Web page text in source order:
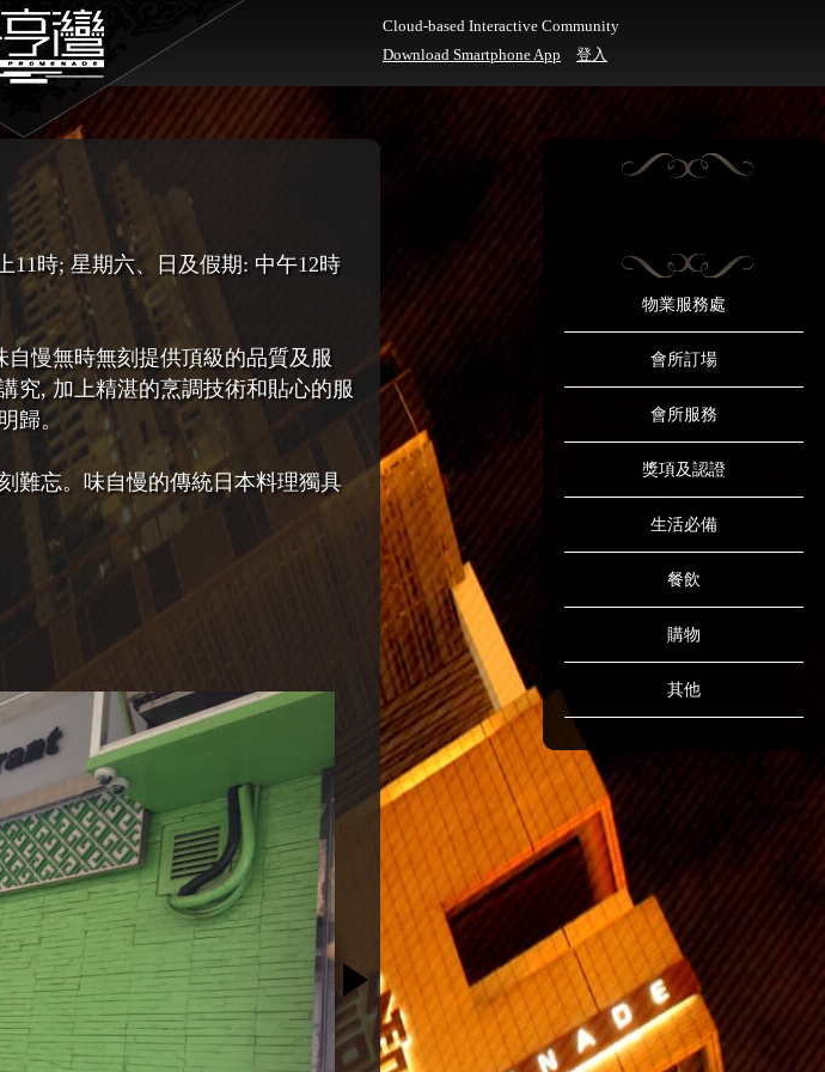
Cloud-based Interactive Community
Download Smartphone App
登入
物業服務處
會所訂場
會所服務
獎項及認證
生活必備
餐飲
購物
其他
11時; 星期六、日及假期: 中午12時
慢無時無刻提供頂級的品質及服
究, 加上精湛的烹調技術和貼心的服
明歸。
難忘。味自慢的傳統日本料理獨具